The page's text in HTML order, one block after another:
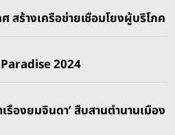
สร้างเครือข่ายเชื่อมโยงผู้บริโภค
2024
เรื่องยมจินดา’ สืบสานตำนานเมือง